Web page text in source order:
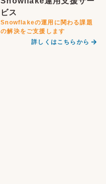
ビス
Snowflakeの運用に関わる課題
の解決をご支援します
詳しくはこちらから